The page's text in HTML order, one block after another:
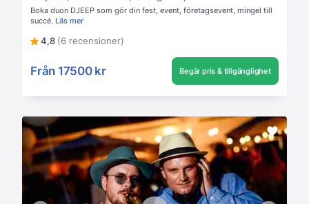
Boka duon DJEEP som gör din fest, event, företagsevent, mingel till
succé. Läs mer
4,8 (6 recensioner)
Från 17500 kr Begär pris & tillgänglighet